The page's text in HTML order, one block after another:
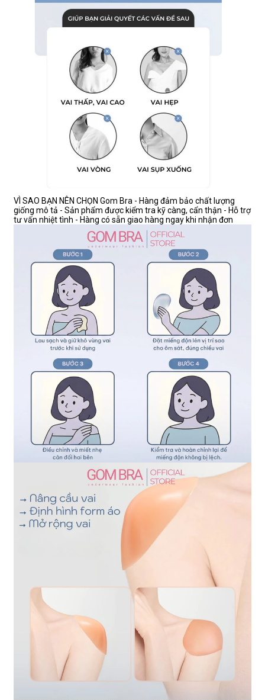
VÌ SAO BẠN NÊN CHỌN Gom Bra - Hàng đảm bảo chất lượng
giống mô tả - Sản phẩm được kiểm tra kỹ càng, cẩn thận - Hỗ trợ
tư vấn nhiệt tình - Hàng có sẵn giao hàng ngay khi nhận đơn